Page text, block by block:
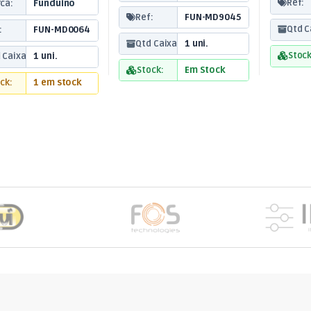
Funduino
FUN-MD0064
1 uni.
1 em stock
Ref: FUN-MD9045
Qtd Caixa: 1 uni.
Stock: Em Stock
Ref:
Qtd